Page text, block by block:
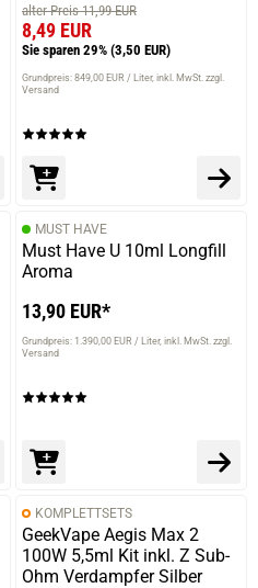
alter Preis 11,99 EUR
8,49 EUR
Sie sparen 29% (3,50 EUR)
Grundpreis: 849,00 EUR / Liter inkl. MwSt. zzgl.
Versand
MUST HAVE
Must Have U 10ml Longfill
Aroma
13,90 EUR*
Grundpreis: 1.390,00 EUR / Liter inkl. MwSt. zzgl.
Versand
KOMPLETTSETS
GeekVape Aegis Max 2
100W 5,5ml Kit inkl. Z Sub-
Ohm Verdampfer Silber